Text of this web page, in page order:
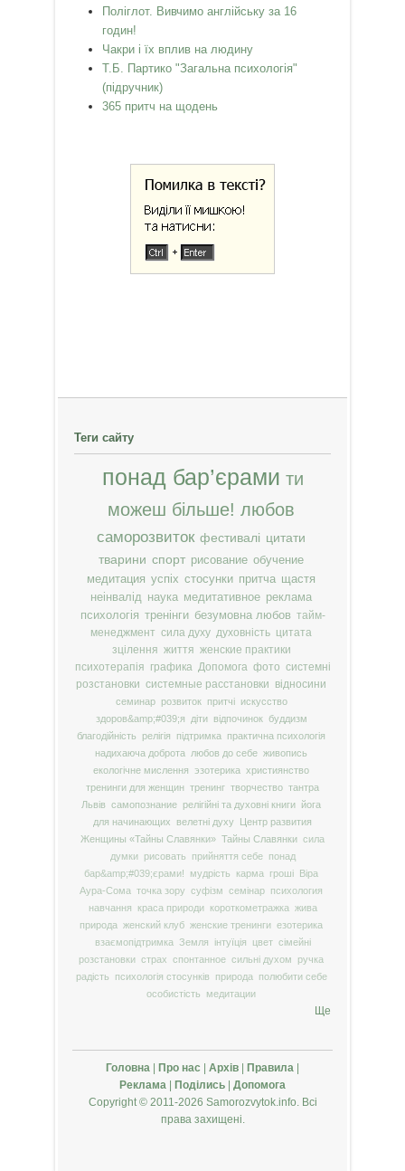
Поліглот. Вивчимо англійську за 16
годин!
Чакри і їх вплив на людину
Т.Б. Партико "Загальна психологія"
(підручник)
365 притч на щодень
Теги сайту
понад бар’єрами ти
можеш більше! любов
саморозвиток фестивалі цитати
тварини спорт рисование обучение
медитация успіх стосунки притча щастя
неінвалід наука медитативное реклама
психологія тренінги безумовна любов тайм-
менеджмент сила духу духовність цитата
зцілення життя женские практики
психотерапія графика Допомога фото системні
розстановки системные расстановки відносини
семинар розвиток притчі
искусство
здоров&amp;#039;я
діти відпочинок буддизм
благодійність
релігія підтримка
практична психологія
надихаюча доброта
любов до себе живопись
екологічне мислення
эзотерика християнство
тренинги для женщин тренинг творчество тантра
Львів самопознание релігійні та духовні книги йога
для начинающих
велетні духу
Центр развития
Женщины «Тайны Славянки» Тайны Славянки сила
думки
рисовать прийняття себе
понад
бар&amp;#039;єрами!
мудрість карма гроші
Віра
Аура-Сома точка зору суфізм семінар психология
навчання
краса природи короткометражка жива
природа женский клуб женские тренинги езотерика
взаємопідтримка Земля інтуїція цвет сімейні
розстановки страх спонтанное сильні духом
ручка
радість
психологія стосунків природа
полюбити себе
особистість
медитации
Ще
Головна Про нас Архів Правила
Реклама
Поділись
Допомога
Copyright © 2011-2026 Samorozvytok.info. Всі
права захищені.